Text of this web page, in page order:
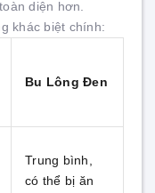
diện hơn.
khác biệt chính:
Bu Lông Đen
Trung bình,
có thể bị ăn